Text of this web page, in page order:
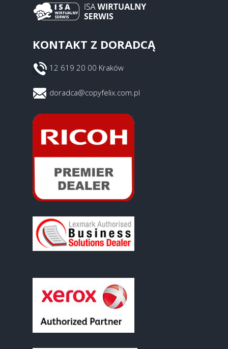
KONTAKT Z DORADCĄ
12 619 20 00 Kraków
doradca@copyfelix.com.pl